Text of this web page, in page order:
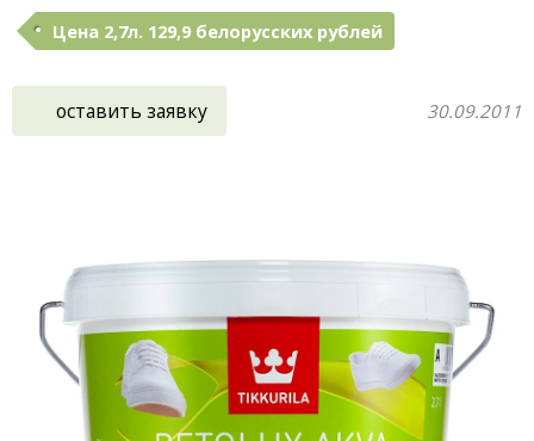
Цена 2,7л. 129,9 белорусских рублей
оставить заявку 30.09.2011